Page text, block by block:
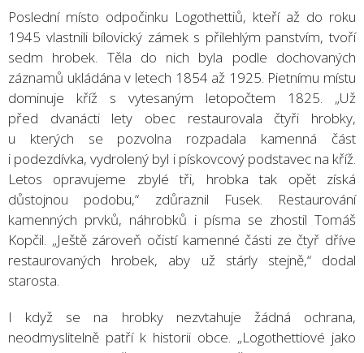
Poslední místo odpočinku Logothettiů, kteří až do roku
1945 vlastnili bílovický zámek s přilehlým panstvím, tvoří
sedm hrobek. Těla do nich byla podle dochovaných
záznamů ukládána v letech 1854 až 1925. Pietnímu místu
dominuje kříž s vytesaným letopočtem 1825. „Už
před dvanácti lety obec restaurovala čtyři hrobky,
u kterých se pozvolna rozpadala kamenná část
i podezdívka, vydrolený byl i pískovcový podstavec na kříž.
Letos opravujeme zbylé tři, hrobka tak opět získá
důstojnou podobu,“ zdůraznil Fusek. Restaurování
kamenných prvků, náhrobků i písma se zhostil Tomáš
Kopčil. „Ještě zároveň očistí kamenné části ze čtyř dříve
restaurovaných hrobek, aby už stárly stejně,“ dodal
starosta.
I když se na hrobky nezvtahuje žádná ochrana,
neodmyslitelně patří k historii obce. „Logothettiové jako